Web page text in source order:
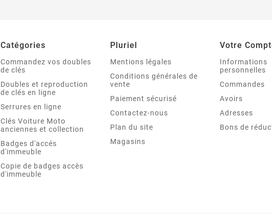
Catégories
Commandez vos doubles
de clés
Doubles et reproduction
de clés en ligne
Serrures en ligne
Clés Voiture Moto
anciennes et collection
Badges d'accés
d'immeuble
Copie de badges accès
d'immeuble
Pluriel
Mentions légales
Conditions générales de
vente
Paiement sécurisé
Contactez-nous
Plan du site
Magasins
Votre
Informations
personnelles
Commandes
Avoirs
Adresses
Bons de